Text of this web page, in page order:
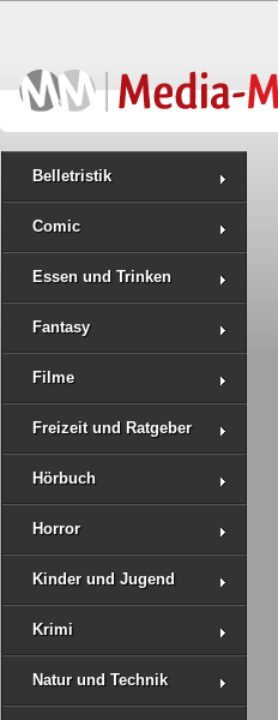
Belletristik
Comic
Essen und Trinken
Fantasy
Filme
Freizeit und Ratgeber
Hörbuch
Horror
Kinder und Jugend
Krimi
Natur und Technik